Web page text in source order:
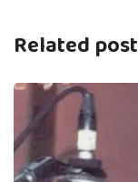
Related post